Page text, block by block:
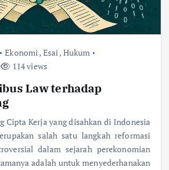
Ekonomi, Esai, Hukum
114 views
Law terhadap
Cipta Kerja yang disahkan di Indonesia
salah satu langkah reformasi
dalam sejarah perekonomian
adalah untuk menyederhanakan